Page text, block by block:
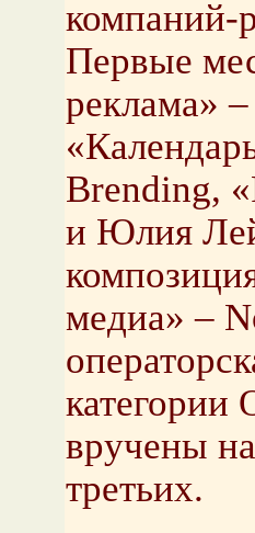
компаний-
Первые
реклама»
Brending,
и Юлия
медиа» –
категории
вручены
третьих.